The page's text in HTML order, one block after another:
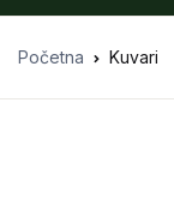
Početna Kuvari